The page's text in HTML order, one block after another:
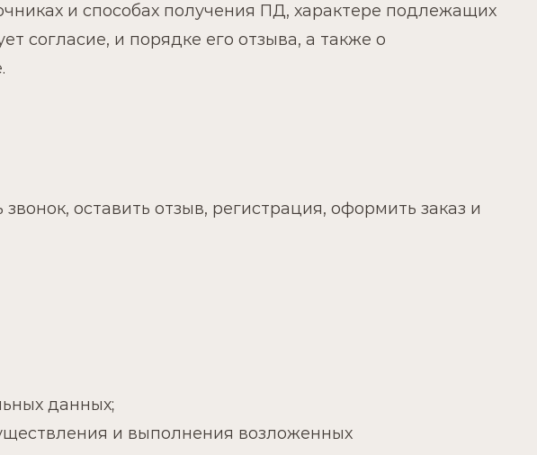
и способах получения ПД, характере подлежащих
согласие, и порядке его отзыва, а также о
оставить отзыв, регистрация, оформить заказ и
данных;
и выполнения возложенных